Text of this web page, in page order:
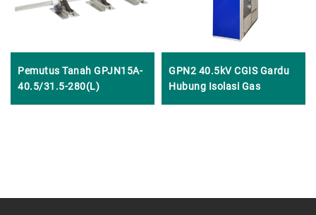
Pemutus Tanah GPJN15A-
40.5/31.5-280(L)
GPN2 40.5kV CGIS Gardu
Hubung Isolasi Gas